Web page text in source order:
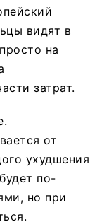
видят в
на
затрат.
от
ухудшения
по-
но при